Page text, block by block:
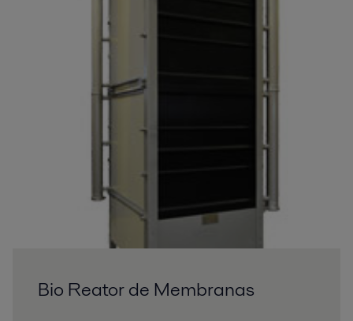
Bio Reator de Membranas